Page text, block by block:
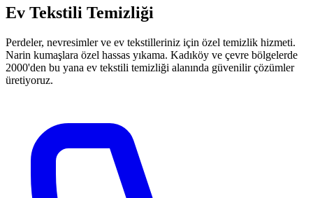
Ev Tekstili Temizliği
Perdeler, nevresimler ve ev tekstilleriniz için özel temizlik hizmeti.
Narin kumaşlara özel hassas yıkama. Kadıköy ve çevre bölgelerde
2000'den bu yana ev tekstili temizliği alanında güvenilir çözümler
üretiyoruz.